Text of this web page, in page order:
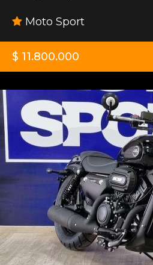
Moto Sport
$ 11.800.000